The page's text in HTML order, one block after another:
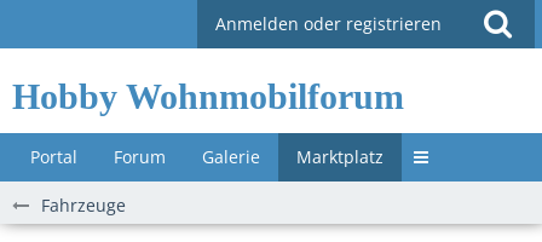
Anmelden oder registrieren
Hobby Wohnmobilforum
Portal Forum Galerie Marktplatz Untermenü »
Fahrzeuge